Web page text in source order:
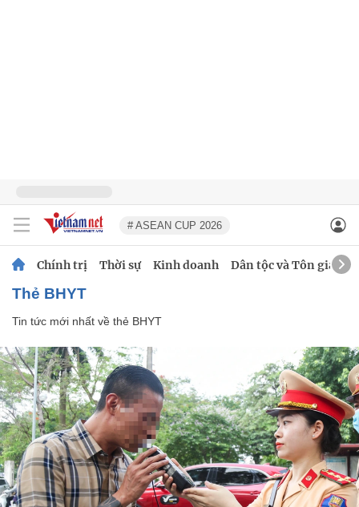
# ASEAN CUP 2026
Chính trị Thời sự Kinh doanh Dân tộc và Tôn giáo
thẻ BHYT
Tin tức mới nhất về thẻ BHYT